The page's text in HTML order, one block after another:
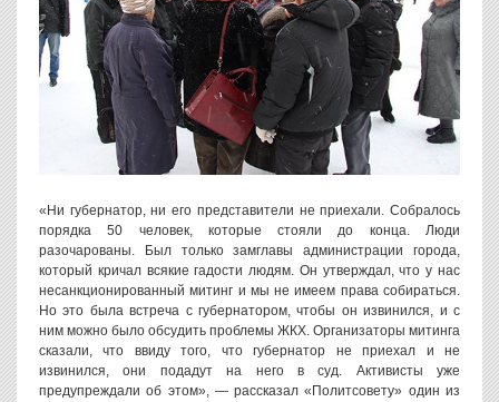
«Ни губернатор, ни его представители не приехали. Собралось
порядка 50 человек, которые стояли до конца. Люди
разочарованы. Был только замглавы администрации города,
который кричал всякие гадости людям. Он утверждал, что у нас
несанкционированный митинг и мы не имеем права собираться.
Но это была встреча с губернатором, чтобы он извинился, и с
ним можно было обсудить проблемы ЖКХ. Организаторы митинга
сказали, что ввиду того, что губернатор не приехал и не
извинился, они подадут на него в суд. Активисты уже
предупреждали об этом», — рассказал «Политсовету» один из